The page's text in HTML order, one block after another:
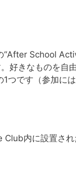
“After School
好きなものを自
つです（参加に
Club内に設置さ